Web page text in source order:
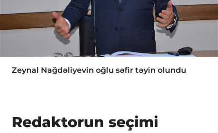
Zeynal Nağdəliyevin oğlu səfir təyin olundu
Redaktorun seçimi